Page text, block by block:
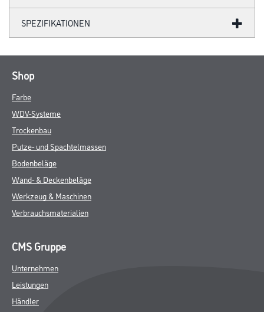
SPEZIFIKATIONEN
Shop
Farbe
WDV-Systeme
Trockenbau
Putze- und Spachtelmassen
Bodenbeläge
Wand- & Deckenbeläge
Werkzeug & Maschinen
Verbrauchsmaterialien
CMS Gruppe
Unternehmen
Leistungen
Händler